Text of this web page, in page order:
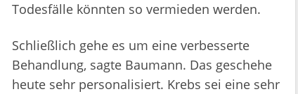
Todesfälle könnten so vermieden werden.
Schließlich gehe es um eine verbesserte
Behandlung, sagte Baumann. Das geschehe
heute sehr personalisiert. Krebs sei eine sehr